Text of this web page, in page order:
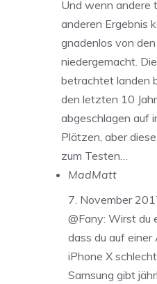
Und wenn andere
anderen Ergebnis
gnadenlos von
niedergemacht.
betrachtet landen
den letzten 10
abgeschlagen auf
Plätzen, aber
zum Testen…
MadMatt
7. November
@Fany: Wirst du
dass du auf
iPhone X
Samsung gibt